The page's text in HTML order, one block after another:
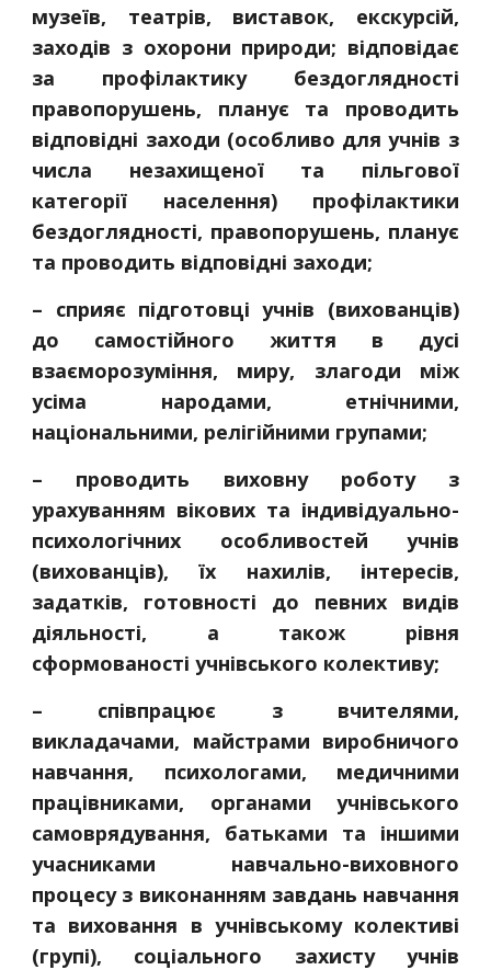
музеїв, театрів, виставок, екскурсій,
заходів з охорони природи; відповідає
за профілактику бездоглядності
правопорушень, планує та проводить
відповідні заходи (особливо для учнів з
числа незахищеної та пільгової
категорії населення) профілактики
бездоглядності, правопорушень, планує
та проводить відповідні заходи;
– сприяє підготовці учнів (вихованців)
до самостійного життя в дусі
взаєморозуміння, миру, злагоди між
усіма народами, етнічними,
національними, релігійними групами;
– проводить виховну роботу з
урахуванням вікових та індивідуально-
психологічних особливостей учнів
(вихованців), їх нахилів, інтересів,
задатків, готовності до певних видів
діяльності, а також рівня
сформованості учнівського колективу;
– співпрацює з вчителями,
викладачами, майстрами виробничого
навчання, психологами, медичними
працівниками, органами учнівського
самоврядування, батьками та іншими
учасниками навчально-виховного
процесу з виконанням завдань навчання
та виховання в учнівському колективі
(групі), соціального захисту учнів